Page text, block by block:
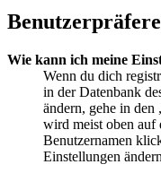
Wie kann ich meine
Wenn du dich
in der Datenbank
ändern, gehe in
wird meist oben auf
Benutzernamen
Einstellungen